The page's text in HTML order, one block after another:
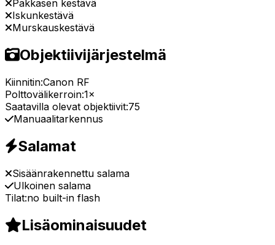
Pakkasen kestävä
Iskunkestävä
Murskauskestävä
Objektiivijärjestelmä
Kiinnitin:Canon RF
Polttovälikerroin:1×
Saatavilla olevat objektiivit:75
Manuaalitarkennus
Salamat
Sisäänrakennettu salama
Ulkoinen salama
Tilat:no built-in flash
Lisäominaisuudet